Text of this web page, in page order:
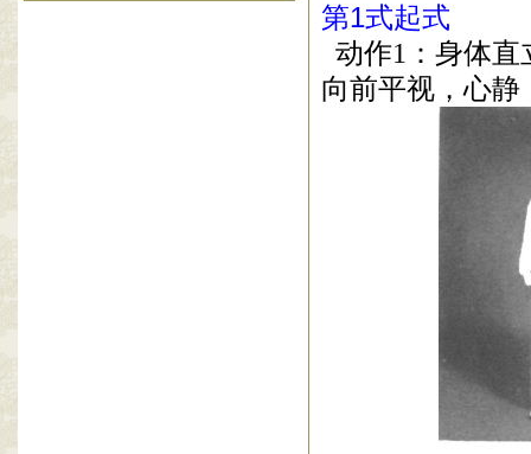
第1式起式
动作1 ：身体
向前平视，心静